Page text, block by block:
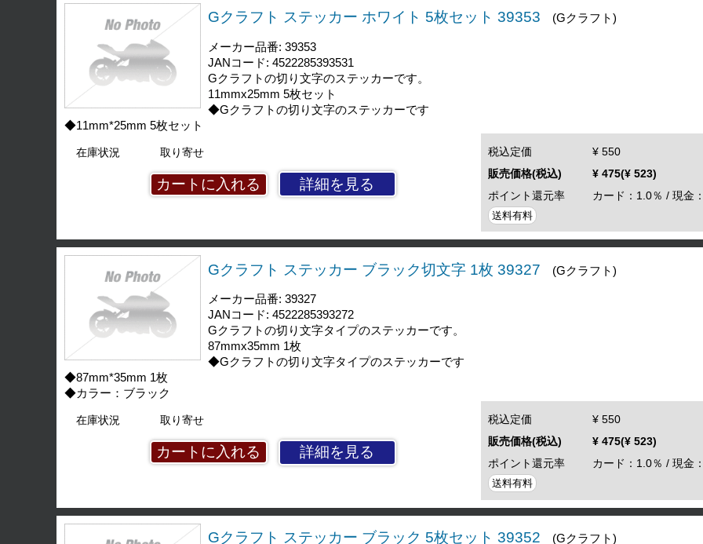
Gクラフト ステッカー ホワイト 5枚セット 39353 (Gクラフト)
メーカー品番: 39353
JANコード: 4522285393531
Gクラフトの切り文字のステッカーです。
11mmx25mm 5枚セット
◆Gクラフトの切り文字のステッカーです
◆11mm*25mm 5枚セット
在庫状況 取り寄せ
詳細を見る
税込定価
¥ 550
販売価格(税込)
¥ 475(¥ 523)
ポイント還元率
カード：1.0％ / 現金
送料有料
Gクラフト ステッカー ブラック切文字 1枚 39327 (Gクラフト)
メーカー品番: 39327
JANコード: 4522285393272
Gクラフトの切り文字タイプのステッカーです。
87mmx35mm 1枚
◆Gクラフトの切り文字タイプのステッカーです
◆87mm*35mm 1枚
◆カラー：ブラック
在庫状況 取り寄せ
詳細を見る
税込定価
¥ 550
販売価格(税込)
¥ 475(¥ 523)
ポイント還元率
カード：1.0％ / 現金
送料有料
Gクラフト ステッカー ブラック 5枚セット 39352 (Gクラフト)